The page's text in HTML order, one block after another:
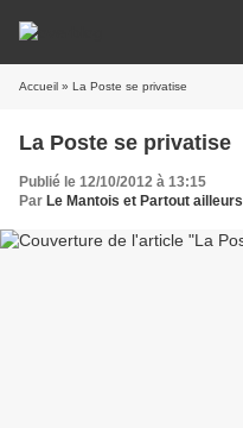
Accueil » La Poste se privatise
La Poste se privatise
Publié le 12/10/2012 à 13:15
Par Le Mantois et Partout ailleurs